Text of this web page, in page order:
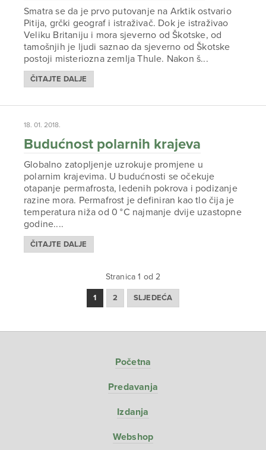
Smatra se da je prvo putovanje na Arktik ostvario
Pitija, grčki geograf i istraživač. Dok je istraživao
Veliku Britaniju i mora sjeverno od Škotske, od
tamošnjih je ljudi saznao da sjeverno od Škotske
postoji misteriozna zemlja Thule. Nakon š...
ČITAJTE DALJE
18. 01. 2018.
Budućnost polarnih krajeva
Globalno zatopljenje uzrokuje promjene u
polarnim krajevima. U budućnosti se očekuje
otapanje permafrosta, ledenih pokrova i podizanje
razine mora. Permafrost je definiran kao tlo čija je
temperatura niža od 0 °C najmanje dvije uzastopne
godine....
ČITAJTE DALJE
Stranica 1 od 2
1 2 SLJEDEĆA
Početna
Predavanja
Izdanja
Webshop